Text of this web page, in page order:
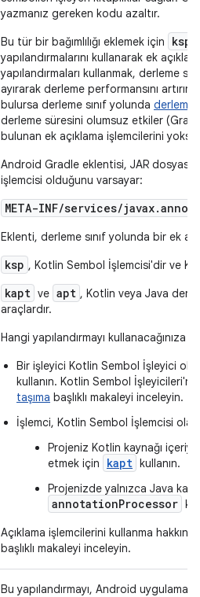
yazmanız gereken kodu azaltır.
Bu tür bir bağımlılığı eklemek için
ksp
yapılandırmalarını kullanarak ek
yapılandırmaları kullanmak, derleme
ayırarak derleme performansını
bulursa derleme sınıf yolunda
derleme süresini olumsuz etkiler
bulunan ek açıklama işlemcilerini
Android Gradle eklentisi, JAR
işlemcisi olduğunu varsayar:
META-INF/services/
Eklenti, derleme sınıf yolunda bir ek
ksp , Kotlin Sembol İşlemcisi'dir ve
kapt ve apt , Kotlin veya Java
araçlardır.
Hangi yapılandırmayı
Bir işleyici Kotlin Sembol İşleyici
kullanın. Kotlin Sembol İşleyicileri'ni
taşıma başlıklı makaleyi inceleyin.
İşlemci, Kotlin Sembol İşlemcisi
Projeniz Kotlin kaynağı
etmek için
kapt kullanın.
Projenizde yalnızca Java
annotationProcessor
Açıklama işlemcilerini kullanma
başlıklı makaleyi inceleyin.
Bu yapılandırmayı, Android